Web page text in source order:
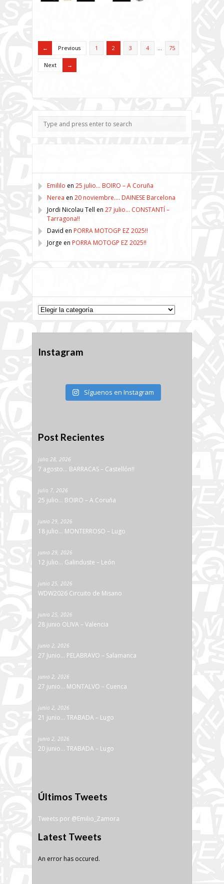
Previous 1 2 3 4 75
Next
Emililo en 25 julio… BOIRO – A Coruña
Nerea en 20 noviembre…. DAINESE Barcelona
Jordi Nicolau Tell en 27 julio… CONSTANTÍ –
Tarragona!!
David en PORRA MOTOGP EZ 2025!!
Jorge en PORRA MOTOGP EZ 2025!!
Categorías
Instagram
Síguenos en Instagram
Post Recientes
julio 28, 2026
7 agosto… BARRACAS – Castellón!!
julio 7, 2026
25 julio… BOIRO – A Coruña
junio 29, 2026
18 julio… MONTERROSO – Lugo
junio 29, 2026
12 julio… Galinduste – León
junio 25, 2026
WDW2026 Circuito de Misano
junio 25, 2026
28 junio OLIVA – Valencia
junio 2, 2026
27 Junio… PELABRAVO – Salamanca
junio 2, 2026
27 junio… MONTALVO – Cuenca
junio 2, 2026
21 junio… TRABADA – Lugo
junio 2, 2026
20 junio… TRABADA – Lugo
Últimos Tweets
Tweets por @Emilio_Zamora
Latest Tweets
An error has occured.